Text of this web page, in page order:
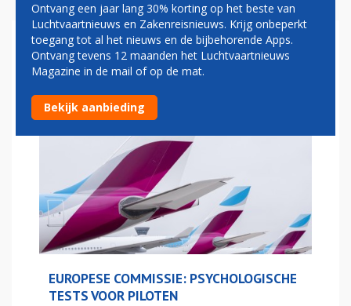
4U9525
EUROPESE COMMISSIE: PSYCHOLOGISCHE
TESTS VOOR PILOTEN
Ontvang een jaar lang 30% korting op het beste van
Luchtvaartnieuws en Zakenreisnieuws. Krijg onbeperkt
toegang tot al het nieuws en de bijbehorende Apps.
Ontvang tevens 12 maanden het Luchtvaartnieuws
Magazine in de mail of op de mat.
Bekijk aanbieding